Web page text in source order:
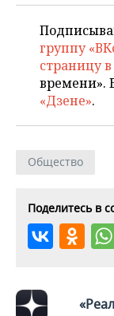
ХОККЕЙ С
группу
страницу
времени».
«Дзене».
Общество
Поделитесь в